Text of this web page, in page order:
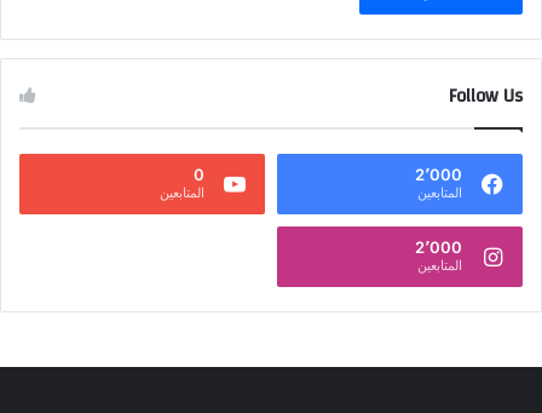
Follow Us
2٬000
المتابعين
0
المتابعين
2٬000
المتابعين